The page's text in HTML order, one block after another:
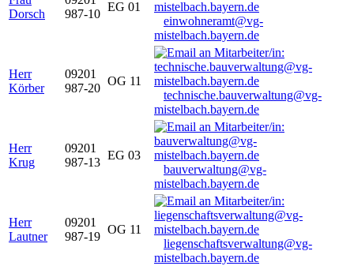
Dorsch
987-10
EG 01
einwohneramt@vg-
mistelbach.bayern.de
Herr
Körber
09201
987-20
OG 11
technische.bauverwaltung@vg-
mistelbach.bayern.de
Herr
Krug
09201
987-13
EG 03
bauverwaltung@vg-
mistelbach.bayern.de
Herr
Lautner
09201
987-19
OG 11
liegenschaftsverwaltung@vg-
mistelbach.bayern.de